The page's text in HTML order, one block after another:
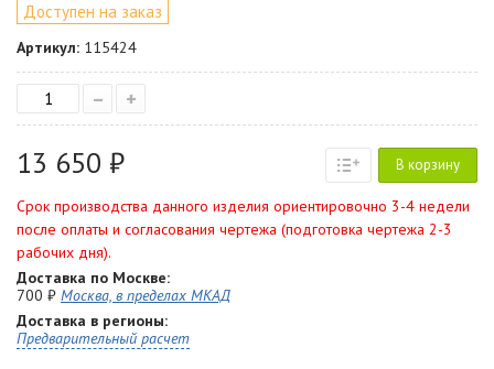
Доступен на заказ
Артикул: 115424
– +
13 650 ₽ В корзину
Срок производства данного изделия ориентировочно 3-4 недели
после оплаты и согласования чертежа (подготовка чертежа 2-3
рабочих дня).
Доставка по Москве:
700 ₽ Москва, в пределах МКАД
Доставка в регионы:
Предварительный расчет